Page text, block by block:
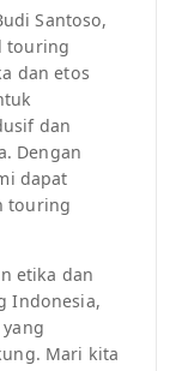
Santoso,
touring
dan etos
dan
Dengan
dapat
touring
etika dan
Indonesia,
Mari kita